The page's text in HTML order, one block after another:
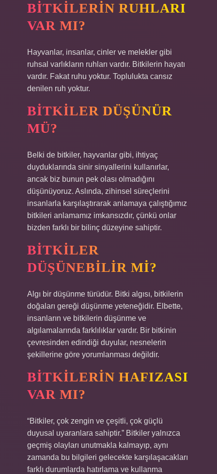
BITKILERIN RUHLARI
VAR MI?
Hayvanlar, insanlar, cinler ve melekler gibi
ruhsal varlıkların ruhları vardır. Bitkilerin hayatı
vardır. Fakat ruhu yoktur. Toplulukta cansız
denilen ruh yoktur.
BITKILER DÜŞÜNÜR
MÜ?
Belki de bitkiler, hayvanlar gibi, ihtiyaç
duyduklarında sinir sinyallerini kullanırlar,
ancak biz bunun pek olası olmadığını
düşünüyoruz. Aslında, zihinsel süreçlerini
insanlarla karşılaştırarak anlamaya çalıştığımız
bitkileri anlamamız imkansızdır, çünkü onlar
bizden farklı bir bilinç düzeyine sahiptir.
BITKILER
DÜŞÜNEBILIR MI?
Algı bir düşünme türüdür. Bitki algısı, bitkilerin
doğaları gereği düşünme yeteneğidir. Elbette,
insanların ve bitkilerin düşünme ve
algılamalarında farklılıklar vardır. Bir bitkinin
çevresinden edindiği duyular, nesnelerin
şekillerine göre yorumlanması değildir.
BITKILERIN HAFIZASI
VAR MI?
“Bitkiler, çok zengin ve çeşitli, çok güçlü
duyusal uyaranlara sahiptir.” Bitkiler yalnızca
geçmiş olayları unutmakla kalmayıp, aynı
zamanda bu bilgileri gelecekte karşılaşacakları
farklı durumlarda hatırlama ve kullanma